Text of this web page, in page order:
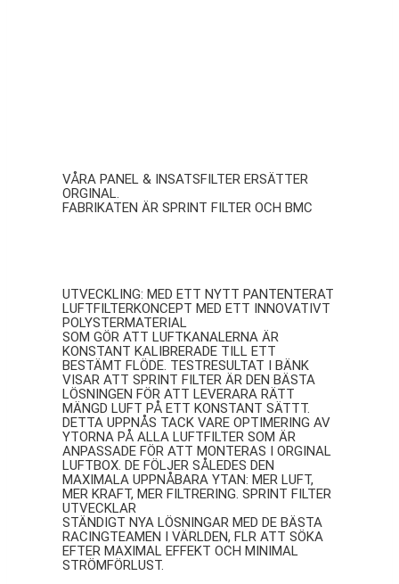
VÅRA PANEL & INSATSFILTER ERSÄTTER
ORGINAL.
FABRIKATEN ÄR SPRINT FILTER OCH BMC
UTVECKLING: MED ETT NYTT PANTENTERAT
LUFTFILTERKONCEPT MED ETT INNOVATIVT
POLYSTERMATERIAL
SOM GÖR ATT LUFTKANALERNA ÄR
KONSTANT KALIBRERADE TILL ETT
BESTÄMT FLÖDE. TESTRESULTAT I BÄNK
VISAR ATT SPRINT FILTER ÄR DEN BÄSTA
LÖSNINGEN FÖR ATT LEVERARA RÄTT
MÄNGD LUFT PÅ ETT KONSTANT SÄTTT.
DETTA UPPNÅS TACK VARE OPTIMERING AV
YTORNA PÅ ALLA LUFTFILTER SOM ÄR
ANPASSADE FÖR ATT MONTERAS I ORGINAL
LUFTBOX. DE FÖLJER SÅLEDES DEN
MAXIMALA UPPNÅBARA YTAN: MER LUFT,
MER KRAFT, MER FILTRERING. SPRINT FILTER
UTVECKLAR
STÄNDIGT NYA LÖSNINGAR MED DE BÄSTA
RACINGTEAMEN I VÄRLDEN, FLR ATT SÖKA
EFTER MAXIMAL EFFEKT OCH MINIMAL
STRÖMFÖRLUST.